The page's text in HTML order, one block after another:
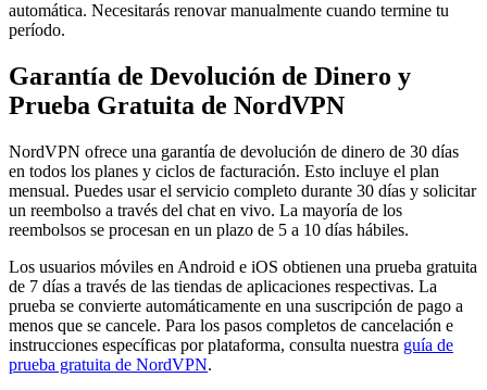
automática. Necesitarás renovar manualmente cuando termine tu
período.
Garantía de Devolución de Dinero y
Prueba Gratuita de NordVPN
NordVPN ofrece una garantía de devolución de dinero de 30 días
en todos los planes y ciclos de facturación. Esto incluye el plan
mensual. Puedes usar el servicio completo durante 30 días y solicitar
un reembolso a través del chat en vivo. La mayoría de los
reembolsos se procesan en un plazo de 5 a 10 días hábiles.
Los usuarios móviles en Android e iOS obtienen una prueba gratuita
de 7 días a través de las tiendas de aplicaciones respectivas. La
prueba se convierte automáticamente en una suscripción de pago a
menos que se cancele. Para los pasos completos de cancelación e
instrucciones específicas por plataforma, consulta nuestra guía de
prueba gratuita de NordVPN.